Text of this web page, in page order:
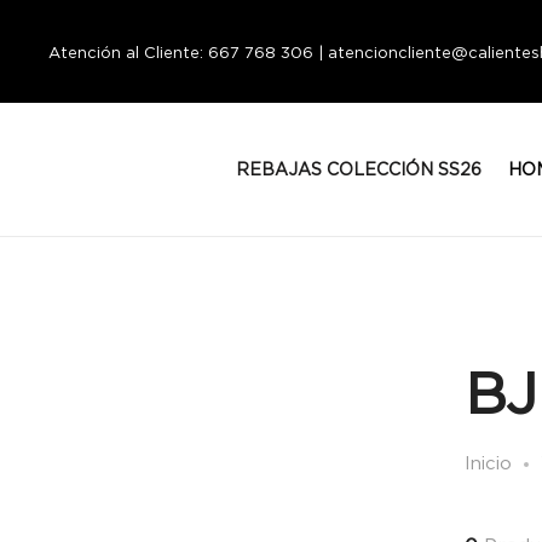
Atención al Cliente: 667 768 306 |
REBAJAS COLECCIÓN SS26
Inicio